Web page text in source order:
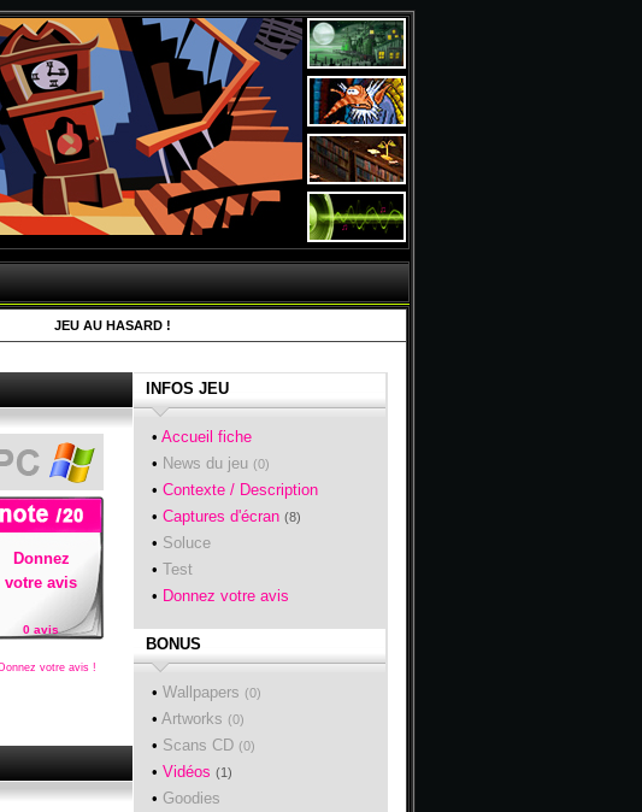
JEU AU HASARD !
Donnez
votre avis
0 avis
Donnez votre avis !
INFOS JEU
• Accueil fiche
• News du jeu (0)
• Contexte / Description
• Captures d'écran (8)
• Soluce
• Test
• Donnez votre avis
BONUS
• Wallpapers (0)
• Artworks (0)
• Scans CD (0)
• Vidéos (1)
• Goodies